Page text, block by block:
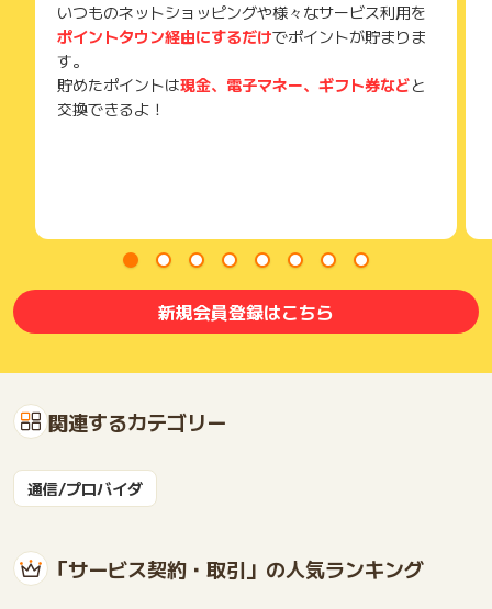
(※) SafariやChromeなどwebサイトを表示するアプリのこと
いつものネットショッピングや様々なサービス利用を
ポイントタウン経由にするだけでポイントが貯まりま
す。
貯めたポイントは現金、電子マネー、ギフト券などと
交換できるよ！
新規会員登録はこちら
関連するカテゴリー
通信/プロバイダ
「サービス契約・取引」の人気ランキング